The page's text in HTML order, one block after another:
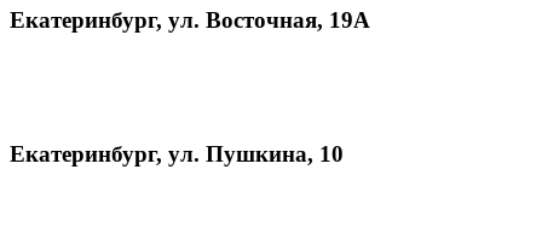
Екатеринбург, ул. Восточная, 19А
Екатеринбург, ул. Пушкина, 10